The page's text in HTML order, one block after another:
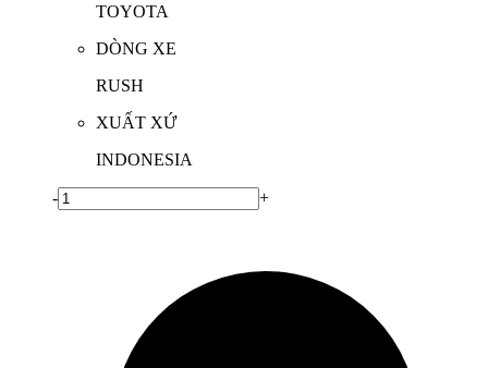
TOYOTA
DÒNG XE
RUSH
XUẤT XỨ
INDONESIA
- +